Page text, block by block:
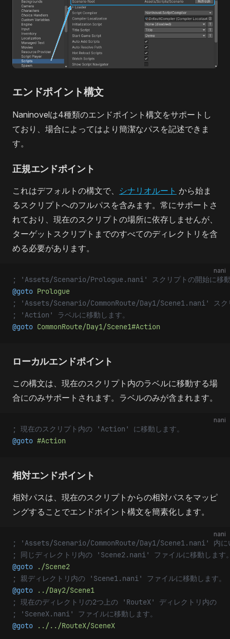
エンドポイント構文
Naninovelは4種類のエンドポイント構文をサポートし
ており、場合によってはより簡潔なパスを記述できま
す。
正規エンドポイント
これはデフォルトの構文で、 シナリオルート から始ま
るスクリプトへのフルパスを含みます。常にサポートさ
れており、現在のスクリプトの場所に依存しませんが、
ターゲットスクリプトまでのすべてのディレクトリを含
める必要があります。
nani
; 'Assets/Scenario/Prologue.nani' スクリプトの開始に移動
@goto Prologue
; 'Assets/Scenario/CommonRoute/Day1/Scene1.nani' スク
; 'Action' ラベルに移動します。
@goto CommonRoute/Day1/Scene1#Action
ローカルエンドポイント
この構文は、現在のスクリプト内のラベルに移動する場
合にのみサポートされます。ラベルのみが含まれます。
nani
; 現在のスクリプト内の 'Action' に移動します。
@goto #Action
相対エンドポイント
相対パスは、現在のスクリプトからの相対パスをマッピ
ングすることでエンドポイント構文を簡素化します。
nani
; 'Assets/Scenario/CommonRoute/Day1/Scene1.nani' 内に
; 同じディレクトリ内の 'Scene2.nani' ファイルに移動します
@goto
./Scene2
; 親ディレクトリ内の 'Scene1.nani' ファイルに移動します。
@goto
../Day2/Scene1
; 現在のディレクトリの2つ上の 'RouteX' ディレクトリ内の
; 'SceneX.nani' ファイルに移動します。
@goto
../../RouteX/SceneX